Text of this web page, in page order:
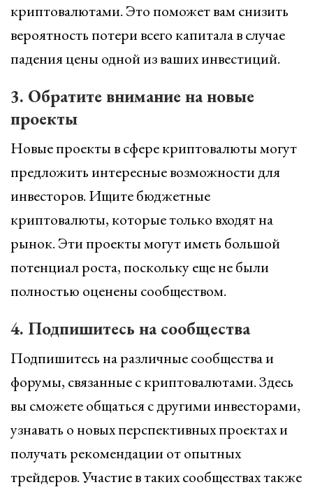
криптовалютами. Это поможет вам снизить
вероятность потери всего капитала в случае
падения цены одной из ваших инвестиций.
3. Обратите внимание на новые
проекты
Новые проекты в сфере криптовалюты могут
предложить интересные возможности для
инвесторов. Ищите бюджетные
криптовалюты, которые только входят на
рынок. Эти проекты могут иметь большой
потенциал роста, поскольку еще не были
полностью оценены сообществом.
4. Подпишитесь на сообщества
Подпишитесь на различные сообщества и
форумы, связанные с криптовалютами. Здесь
вы сможете общаться с другими инвесторами,
узнавать о новых перспективных проектах и
получать рекомендации от опытных
трейдеров. Участие в таких сообществах также